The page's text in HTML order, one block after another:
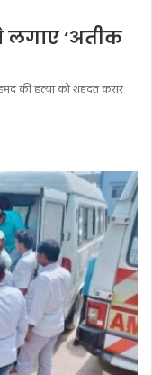
लगाए ‘अतीक
की हत्या को शहदत करार